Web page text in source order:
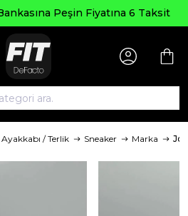
Fiyatına 6 Taksit
Ayakkabı / Terlik Sneaker Marka